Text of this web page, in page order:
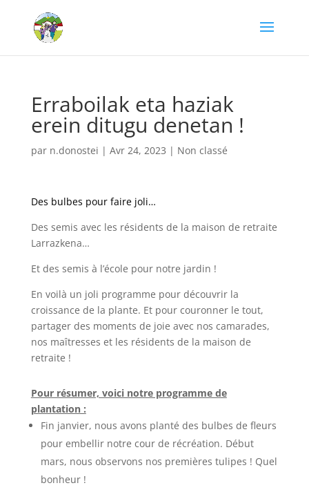
Erraboilak eta haziak
erein ditugu denetan !
par n.donostei | Avr 24, 2023 | Non classé
Des bulbes pour faire joli…
Des semis avec les résidents de la maison de retraite
Larrazkena…
Et des semis à l’école pour notre jardin !
En voilà un joli programme pour découvrir la
croissance de la plante. Et pour couronner le tout,
partager des moments de joie avec nos camarades,
nos maîtresses et les résidents de la maison de
retraite !
Pour résumer, voici notre programme de
plantation :
Fin janvier, nous avons planté des bulbes de fleurs
pour embellir notre cour de récréation. Début
mars, nous observons nos premières tulipes ! Quel
bonheur !